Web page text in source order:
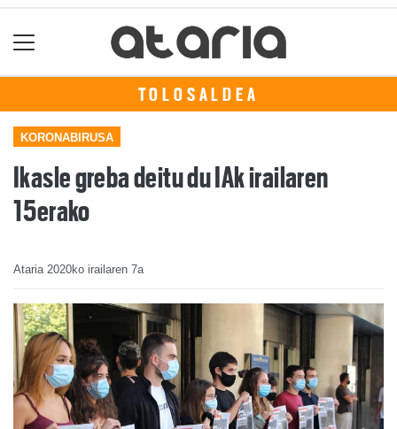
TOLOSALDEA
KORONABIRUSA
Ikasle greba deitu du IAk irailaren
15erako
Ataria 2020ko irailaren 7a